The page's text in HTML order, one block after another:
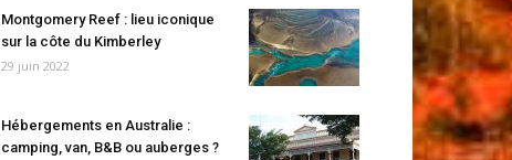
Montgomery Reef : lieu iconique
sur la côte du Kimberley
29 juin 2022
Hébergements en Australie :
camping, van, B&B ou auberges ?